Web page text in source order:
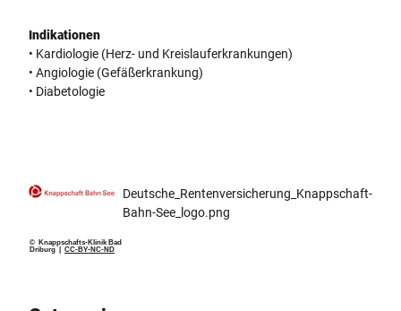
Indikationen
• Kardiologie (Herz- und Kreislauferkrankungen)
• Angiologie (Gefäßerkrankung)
• Diabetologie
© Knappschafts-Klinik Bad
Driburg | CC-BY-NC-ND
Deutsche_Rentenversicherung_Knappschaft-
Bahn-See_logo.png